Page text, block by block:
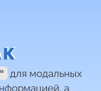
для модальных
а